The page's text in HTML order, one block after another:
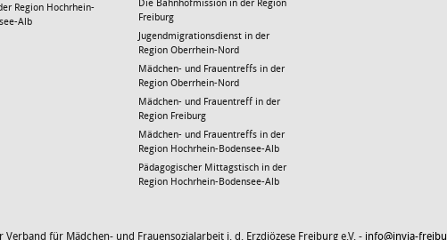
Region Hochrhein-
Alb
Die Bahnhofmission in der Region
Freiburg
Jugendmigrationsdienst in der
Region Oberrhein-Nord
Mädchen- und Frauentreffs in der
Region Oberrhein-Nord
Mädchen- und Frauentreff in der
Region Freiburg
Mädchen- und Frauentreffs in der
Region Hochrhein-Bodensee-Alb
Pädagogischer Mittagstisch in der
Region Hochrhein-Bodensee-Alb
für Mädchen- und Frauensozialarbeit i. d. Erzdiözese Freiburg e.V. - info@invia-